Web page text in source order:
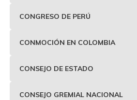
CONGRESO DE PERÚ
CONMOCIÓN EN COLOMBIA
CONSEJO DE ESTADO
CONSEJO GREMIAL NACIONAL